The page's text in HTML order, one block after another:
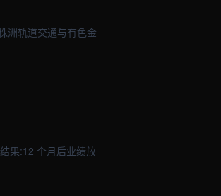
洲轨道交通与有色金
果:12 个月后业绩放